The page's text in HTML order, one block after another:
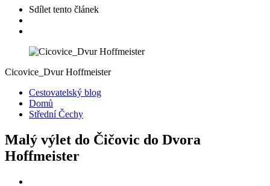
Sdílet tento článek
Cicovice_Dvur Hoffmeister
KategorieCestovatelský blog
Domů
Střední Čechy
Malý výlet do Čičovic do Dvora
Hoffmeister